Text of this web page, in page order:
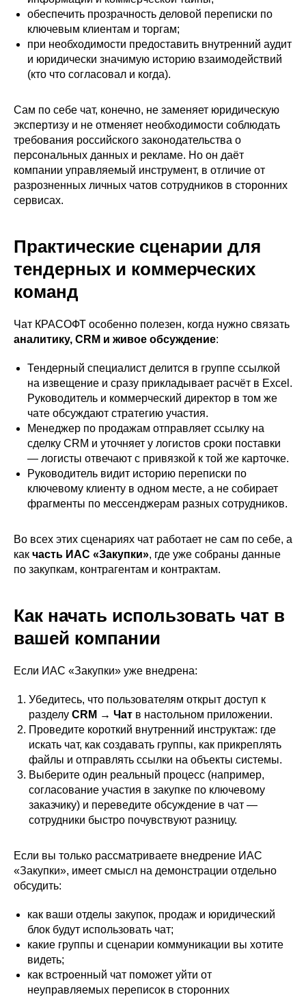
обеспечить прозрачность деловой переписки по
ключевым клиентам и торгам;
при необходимости предоставить внутренний аудит
и юридически значимую историю взаимодействий
(кто что согласовал и когда).
Сам по себе чат, конечно, не заменяет юридическую
экспертизу и не отменяет необходимости соблюдать
требования российского законодательства о
персональных данных и рекламе. Но он даёт
компании управляемый инструмент, в отличие от
разрозненных личных чатов сотрудников в сторонних
сервисах.
Практические сценарии для
тендерных и коммерческих
команд
Чат КРАСОФТ особенно полезен, когда нужно связать
аналитику, CRM и живое обсуждение:
Тендерный специалист делится в группе ссылкой
на извещение и сразу прикладывает расчёт в Excel.
Руководитель и коммерческий директор в том же
чате обсуждают стратегию участия.
Менеджер по продажам отправляет ссылку на
сделку CRM и уточняет у логистов сроки поставки
— логисты отвечают с привязкой к той же карточке.
Руководитель видит историю переписки по
ключевому клиенту в одном месте, а не собирает
фрагменты по мессенджерам разных сотрудников.
Во всех этих сценариях чат работает не сам по себе, а
как часть ИАС «Закупки», где уже собраны данные
по закупкам, контрагентам и контрактам.
Как начать использовать чат в
вашей компании
Если ИАС «Закупки» уже внедрена:
Убедитесь, что пользователям открыт доступ к
разделу CRM → Чат в настольном приложении.
Проведите короткий внутренний инструктаж: где
искать чат, как создавать группы, как прикреплять
файлы и отправлять ссылки на объекты системы.
Выберите один реальный процесс (например,
согласование участия в закупке по ключевому
заказчику) и переведите обсуждение в чат —
сотрудники быстро почувствуют разницу.
Если вы только рассматриваете внедрение ИАС
«Закупки», имеет смысл на демонстрации отдельно
обсудить:
как ваши отделы закупок, продаж и юридический
блок будут использовать чат;
какие группы и сценарии коммуникации вы хотите
видеть;
как встроенный чат поможет уйти от
неуправляемых переписок в сторонних